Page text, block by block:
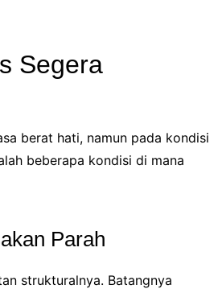
Segera
berat hati, namun pada kondisi
beberapa kondisi di mana
Parah
strukturalnya. Batangnya